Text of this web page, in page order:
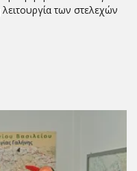
λειτουργία των στελεχών